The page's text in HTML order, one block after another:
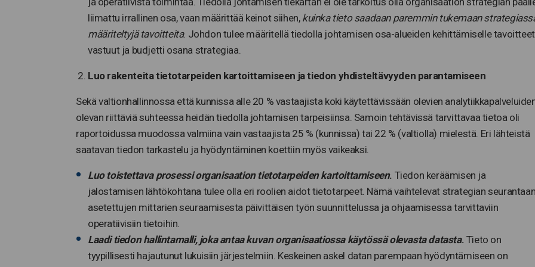
liimattu irrallinen osa, vaan määrittää keinot siihen, kuinka tieto saadaan paremmin tukemaan
määriteltyjä tavoitteita. Johdon tulee määritellä tiedolla johtamisen osa-alueiden kehittämiselle
vastuut ja budjetti osana strategiaa.
Luo rakenteita tietotarpeiden kartoittamiseen ja tiedon yhdisteltävyyden parantamiseen
Sekä valtionhallinnossa että kunnissa alle 20 % vastaajista koki käytettävissään olevien
olevan riittäviä suhteessa heidän tiedolla johtamisen tarpeisiinsa. Samoin tehtävissä tarvittavaa tietoa oli
raportoidussa muodossa valmiina vain vastaajista 25 % (kunnissa) tai 22 % (valtiolla) mielestä. Eri lähteistä
saatavan tiedon tarkastelu ja hyödyntäminen koettiin myös vaikeaksi.
Luo toistettava prosessi organisaation tietotarpeiden kartoittamiseen. Tiedon keräämisen ja
jalostamisen lähtökohtana tulee olla eri roolien aidot tietotarpeet. Nämä vaihtelevat strategian seurantaan
asetettujen mittarien seuraamisesta päivittäisen työn suunnittelussa ja ohjaamisessa tarvittaviin
operatiivisiin tietoihin.
Laadi tiedon hallintamalli, joka antaa kuvan organisaatiossa käytössä olevasta datasta. Tieto on
tyypillisesti hajautunut lukuisiin järjestelmiin. Keskeinen askel datan parempaan hyödyntämiseen on